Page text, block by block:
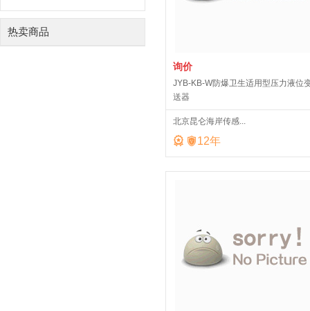
热卖商品
询价
JYB-KB-W防爆卫生适用型压力液位
送器
北京昆仑海岸传感...
 12年